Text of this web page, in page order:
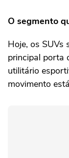
O segmento
Hoje, os SUVs
principal porta
utilitário
movimento